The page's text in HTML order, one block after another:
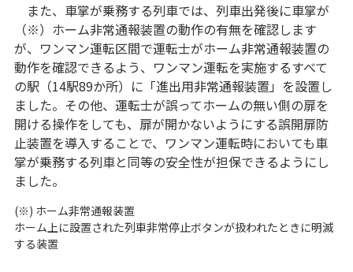
また、車掌が乗務する列車では、列車出発後に車掌が
（※）ホーム非常通報装置の動作の有無を確認します
が、ワンマン運転区間で運転士がホーム非常通報装置の
動作を確認できるよう、ワンマン運転を実施するすべて
の駅（14駅89か所）に「進出用非常通報装置」を設置し
ました。その他、運転士が誤ってホームの無い側の扉を
開ける操作をしても、扉が開かないようにする誤開扉防
止装置を導入することで、ワンマン運転時においても車
掌が乗務する列車と同等の安全性が担保できるようにし
ました。
(※) ホーム非常通報装置
ホーム上に設置された列車非常停止ボタンが扱われたときに明滅
する装置